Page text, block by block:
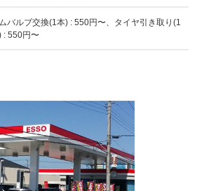
バルブ交換(1本) : 550円〜、タイヤ引き取り(1
: 550円〜